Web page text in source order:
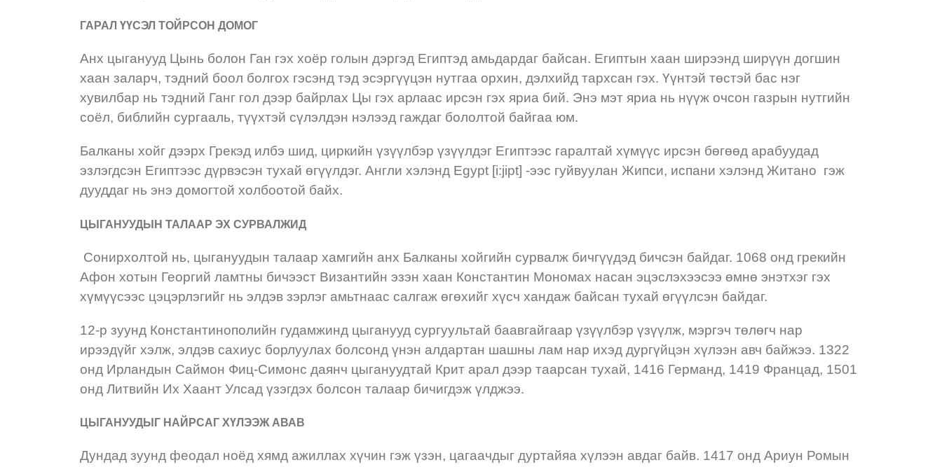
ГАРАЛ ҮҮСЭЛ ТОЙРСОН ДОМОГ
Анх цыганууд Цынь болон Ган гэх хоёр голын дэргэд Египтэд амьдардаг байсан. Египтын хаан ширээнд ширүүн догшин
хаан заларч, тэдний боол болгох гэсэнд тэд эсэргүүцэн нутгаа орхин, дэлхийд тархсан гэх. Үүнтэй төстэй бас нэг
хувилбар нь тэдний Ганг гол дээр байрлах Цы гэх арлаас ирсэн гэх яриа бий. Энэ мэт яриа нь нүүж очсон газрын нутгийн
соёл, библийн сургааль, түүхтэй сүлэлдэн нэлээд гаждаг бололтой байгаа юм.
Балканы хойг дээрх Грекэд илбэ шид, циркийн үзүүлбэр үзүүлдэг Египтээс гаралтай хүмүүс ирсэн бөгөөд арабуудад
эзлэгдсэн Египтээс дүрвэсэн тухай өгүүлдэг. Англи хэлэнд Egypt [i:jipt] -ээс гуйвуулан Жипси, испани хэлэнд Житано гэж
дууддаг нь энэ домогтой холбоотой байх.
ЦЫГАНУУДЫН ТАЛААР ЭХ СУРВАЛЖИД
Сонирхолтой нь, цыгануудын талаар хамгийн анх Балканы хойгийн сурвалж бичгүүдэд бичсэн байдаг. 1068 онд грекийн
Афон хотын Георгий ламтны бичээст Византийн эзэн хаан Константин Мономах насан эцэслэхээсээ өмнө энэтхэг гэх
хүмүүсээс цэцэрлэгийг нь элдэв зэрлэг амьтнаас салгаж өгөхийг хүсч хандаж байсан тухай өгүүлсэн байдаг.
12-р зуунд Константинополийн гудамжинд цыганууд сургуультай баавгайгаар үзүүлбэр үзүүлж, мэргэч төлөгч нар
ирээдүйг хэлж, элдэв сахиус борлуулах болсонд үнэн алдартан шашны лам нар ихэд дургүйцэн хүлээн авч байжээ. 1322
онд Ирландын Саймон Фиц-Симонс даянч цыгануудтай Крит арал дээр таарсан тухай, 1416 Германд, 1419 Францад, 1501
онд Литвийн Их Хаант Улсад үзэгдэх болсон талаар бичигдэж үлджээ.
ЦЫГАНУУДЫГ НАЙРСАГ ХҮЛЭЭЖ АВАВ
Дундад зуунд феодал ноёд хямд ажиллах хүчин гэж үзэн, цагаачдыг дуртайяа хүлээн авдаг байв. 1417 онд Ариун Ромын